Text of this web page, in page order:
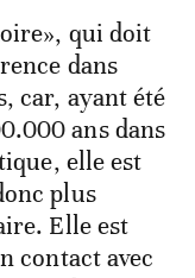
qui doit
dans
car, ayant été
ans dans
elle est
plus
Elle est
contact avec